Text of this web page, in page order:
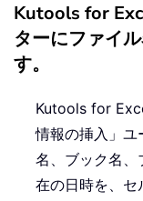
Kutools for
ターにファイ
す。
Kutools for
情報の挿入」ユ
名、ブック名、
在の日時を、セ